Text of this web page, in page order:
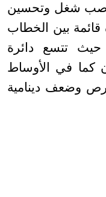
شغل وتحسين
قائمة بين الخطاب
حيث تتسع دائرة
كما في الأوساط
وضعف دينامية